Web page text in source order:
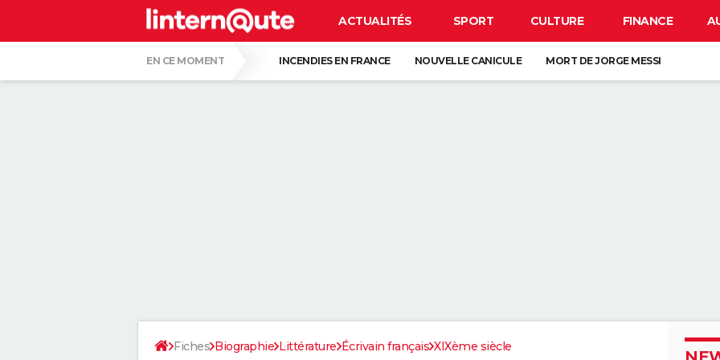
ACTUALITÉS SPORT CULTURE FINANCE
EN CE MOMENT INCENDIES EN FRANCE NOUVELLE CANICULE MORT DE JORGE MESSI
Fiches Biographie Littérature Écrivain français XIXème siècle